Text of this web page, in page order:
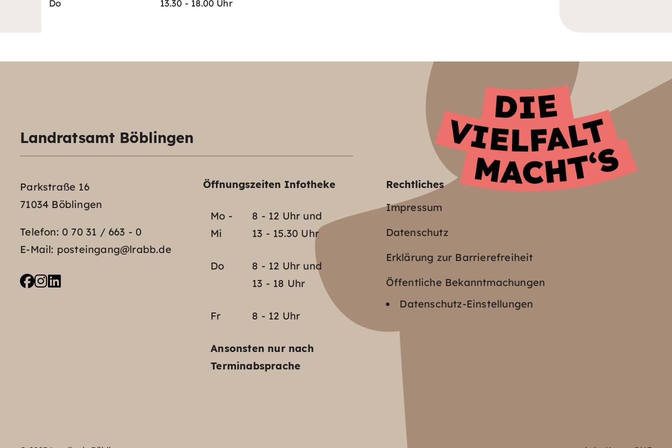
Do 13.30 - 18.00 Uhr
Landratsamt Böblingen
Parkstraße 16
71034 Böblingen
Telefon: 0 70 31 / 663 - 0
E-Mail: posteingang@lrabb.de
Öffnungszeiten Infotheke
Mo -
Mi
8 - 12 Uhr und
13 - 15.30 Uhr
Do
8 - 12 Uhr und
13 - 18 Uhr
Fr 8 - 12 Uhr
Ansonsten nur nach
Terminabsprache
Rechtliches
Impressum
Datenschutz
Erklärung zur Barrierefreiheit
Öffentliche Bekanntmachungen
Datenschutz-Einstellungen